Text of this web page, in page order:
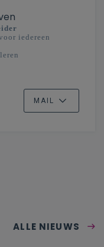
iedereen
MAIL
ALLE NIEUWS